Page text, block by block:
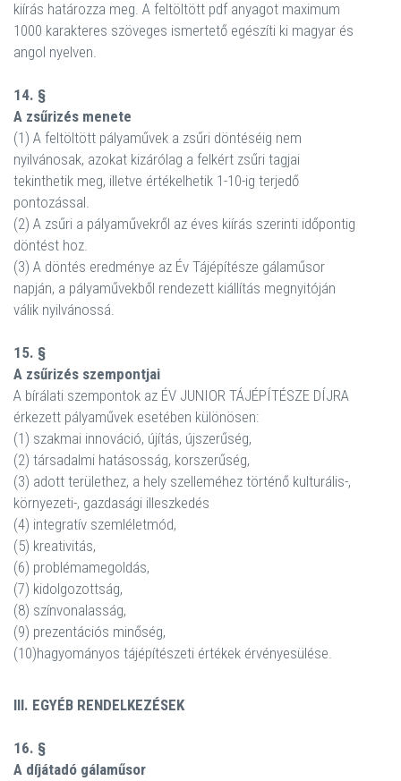
kiírás határozza meg. A feltöltött pdf anyagot maximum
1000 karakteres szöveges ismertető egészíti ki magyar és
angol nyelven.
14. §
A zsűrizés menete
(1) A feltöltött pályaművek a zsűri döntéséig nem
nyilvánosak, azokat kizárólag a felkért zsűri tagjai
tekinthetik meg, illetve értékelhetik 1-10-ig terjedő
pontozással.
(2) A zsűri a pályaművekről az éves kiírás szerinti időpontig
döntést hoz.
(3) A döntés eredménye az Év Tájépítésze gálaműsor
napján, a pályaművekből rendezett kiállítás megnyitóján
válik nyilvánossá.
15. §
A zsűrizés szempontjai
A bírálati szempontok az ÉV JUNIOR TÁJÉPÍTÉSZE DÍJRA
érkezett pályaművek esetében különösen:
(1) szakmai innováció, újítás, újszerűség,
(2) társadalmi hatásosság, korszerűség,
(3) adott területhez, a hely szelleméhez történő kulturális-,
környezeti-, gazdasági illeszkedés
(4) integratív szemléletmód,
(5) kreativitás,
(6) problémamegoldás,
(7) kidolgozottság,
(8) színvonalasság,
(9) prezentációs minőség,
(10)hagyományos tájépítészeti értékek érvényesülése.
III. EGYÉB RENDELKEZÉSEK
16. §
A díjátadó gálaműsor